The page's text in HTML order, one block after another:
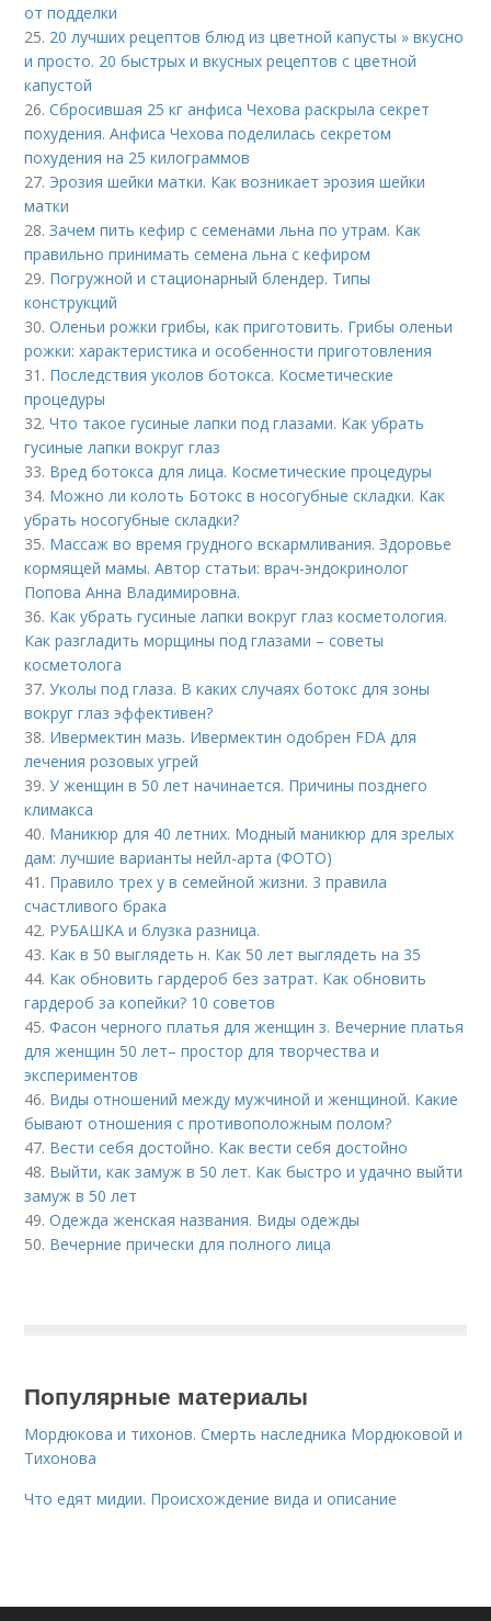
от подделки
25. 20 лучших рецептов блюд из цветной капусты » вкусно
и просто. 20 быстрых и вкусных рецептов с цветной
капустой
26.Сбросившая 25 кг анфиса Чехова раскрыла секрет
похудения. Анфиса Чехова поделилась секретом
похудения на 25 килограммов
27. Эрозия шейки матки. Как возникает эрозия шейки
матки
28.Зачем пить кефир с семенами льна по утрам. Как
правильно принимать семена льна с кефиром
29. Погружной и стационарный блендер. Типы
конструкций
30.Оленьи рожки грибы, как приготовить. Грибы оленьи
рожки: характеристика и особенности приготовления
31. Последствия уколов ботокса. Косметические
процедуры
32.Что такое гусиные лапки под глазами. Как убрать
гусиные лапки вокруг глаз
33. Вред ботокса для лица. Косметические процедуры
34. Можно ли колоть Ботокс в носогубные складки. Как
убрать носогубные складки?
35. Массаж во время грудного вскармливания. Здоровье
кормящей мамы. Автор статьи: врач-эндокринолог
Попова Анна Владимировна.
36. Как убрать гусиные лапки вокруг глаз косметология.
Как разгладить морщины под глазами – советы
косметолога
37.Уколы под глаза. В каких случаях ботокс для зоны
вокруг глаз эффективен?
38. Ивермектин мазь. Ивермектин одобрен FDA для
лечения розовых угрей
39.У женщин в 50 лет начинается. Причины позднего
климакса
40. Маникюр для 40 летних. Модный маникюр для зрелых
дам: лучшие варианты нейл-арта (ФОТО)
41. Правило трех у в семейной жизни. 3 правила
счастливого брака
42. РУБАШКА и блузка разница.
43. Как в 50 выглядеть н. Как 50 лет выглядеть на 35
44. Как обновить гардероб без затрат. Как обновить
гардероб за копейки? 10 советов
45.Фасон черного платья для женщин з. Вечерние платья
для женщин 50 лет– простор для творчества и
экспериментов
46. Виды отношений между мужчиной и женщиной. Какие
бывают отношения с противоположным полом?
47. Вести себя достойно. Как вести себя достойно
48. Выйти, как замуж в 50 лет. Как быстро и удачно выйти
замуж в 50 лет
49.Одежда женская названия. Виды одежды
50. Вечерние прически для полного лица
Популярные материалы
Мордюкова и тихонов. Смерть наследника Мордюковой и
Тихонова
Что едят мидии. Происхождение вида и описание